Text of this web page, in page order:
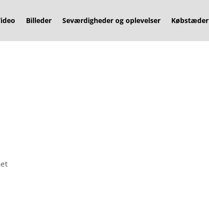
Billeder Seværdigheder og oplevelser Købstæder